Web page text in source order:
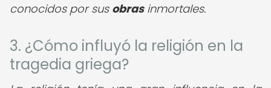
conocidos por sus obrasinmortales.
3. ¿Cómo influyó la religión en la
tragedia griega?